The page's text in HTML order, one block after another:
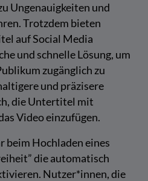
Ungenauigkeiten und
Trotzdem bieten
auf Social Media
und schnelle Lösung, um
zugänglich zu
und präzisere
die Untertitel mit
Video einzufügen.
beim Hochladen eines
die automatisch
Nutzer*innen, die